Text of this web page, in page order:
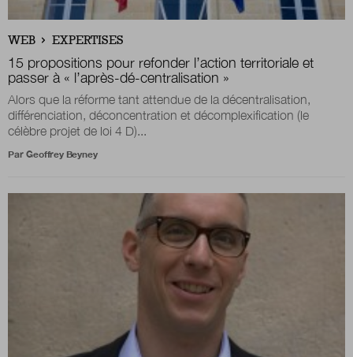
Boutique
Qui sommes-nous ?
Nous contacter
Newsletter
Renseignez votre email afin de suivre l'actualité
de la transformation publique.
WEB EXPERTISES
15 propositions pour refonder l’action territoriale et
passer à « l’après-dé-centralisation »
Alors que la réforme tant attendue de la décentralisation,
différenciation, déconcentration et décomplexification (le
célèbre projet de loi 4 D)...
Par Geoffrey Beyney